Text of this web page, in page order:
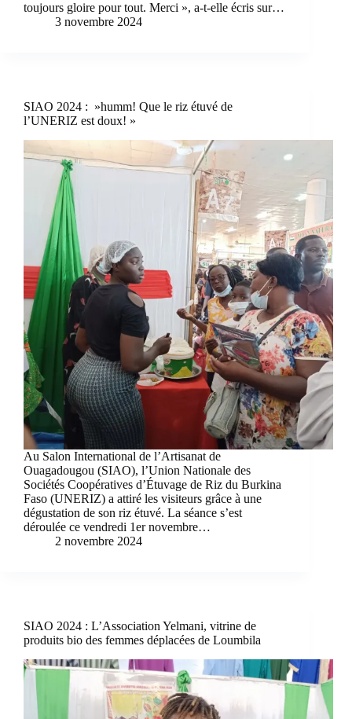
toujours gloire pour tout. Merci », a-t-elle écris sur…
3 novembre 2024
SIAO 2024 : »humm! Que le riz étuvé de
l’UNERIZ est doux! »
Au Salon International de l’Artisanat de
Ouagadougou (SIAO), l’Union Nationale des
Sociétés Coopératives d’Étuvage de Riz du Burkina
Faso (UNERIZ) a attiré les visiteurs grâce à une
dégustation de son riz étuvé. La séance s’est
déroulée ce vendredi 1er novembre…
2 novembre 2024
SIAO 2024 : L’Association Yelmani, vitrine de
produits bio des femmes déplacées de Loumbila